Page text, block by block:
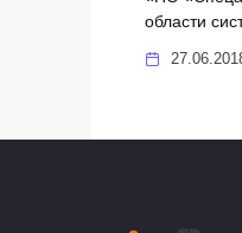
области